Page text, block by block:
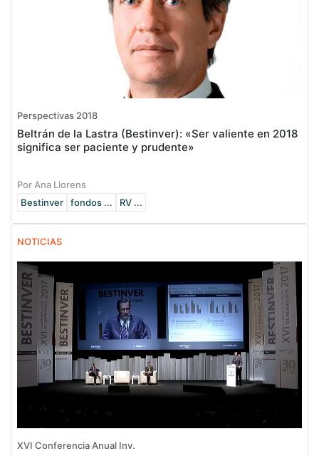
Perspectivas 2018
Beltrán de la Lastra (Bestinver): «Ser valiente en 2018
significa ser paciente y prudente»
Por Ana Llorens
Bestinver
fondos ... RV ...
NOTICIAS
XVI Conferencia Anual Inv.